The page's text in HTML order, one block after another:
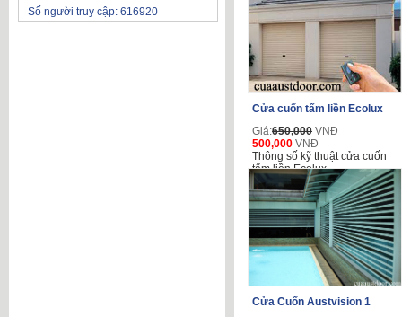
Số người truy cập: 616920
Cửa cuốn tấm liền Ecolux
Giá:650,000 VNĐ
500,000 VNĐ
Thông số kỹ thuật cửa cuốn
tấm liền Ecolux
Cửa Cuốn Austvision 1